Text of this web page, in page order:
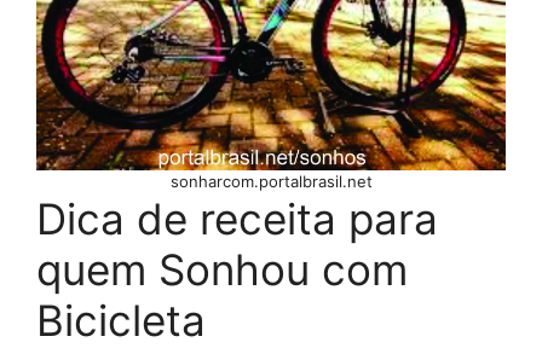
sonharcom.portalbrasil.net
Dica de receita para
quem Sonhou com
Bicicleta